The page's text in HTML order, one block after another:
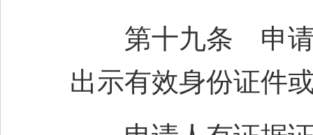
第十九条 申请
出示有效身份证件